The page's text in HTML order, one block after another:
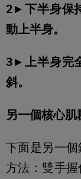
2►下半身保
動上半身。
3►上半身完
斜。
另一個核心肌
下面是另一
方法：雙手